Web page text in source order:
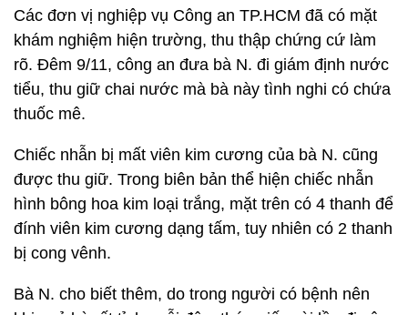
Các đơn vị nghiệp vụ Công an TP.HCM đã có mặt
khám nghiệm hiện trường, thu thập chứng cứ làm
rõ. Đêm 9/11, công an đưa bà N. đi giám định nước
tiểu, thu giữ chai nước mà bà này tình nghi có chứa
thuốc mê.
Chiếc nhẫn bị mất viên kim cương của bà N. cũng
được thu giữ. Trong biên bản thể hiện chiếc nhẫn
hình bông hoa kim loại trắng, mặt trên có 4 thanh để
đính viên kim cương dạng tấm, tuy nhiên có 2 thanh
bị cong vênh.
Bà N. cho biết thêm, do trong người có bệnh nên